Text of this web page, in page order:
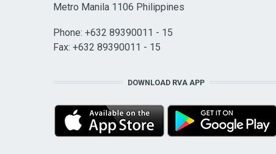
Metro Manila 1106 Philippines
Phone: +632 89390011 - 15
Fax: +632 89390011 - 15
DOWNLOAD RVA APP